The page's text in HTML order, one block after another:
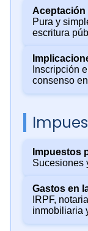
Aceptación
Pura y
escritura
Inscripción
consenso
Impuestos
Sucesiones
Gastos en
IRPF,
inmobiliaria